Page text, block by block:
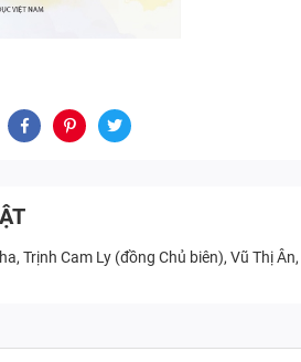
Trịnh Cam Ly (đồng Chủ biên), Vũ Thị